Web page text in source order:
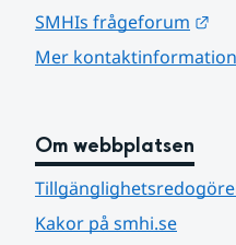
SMHIs frågeforum
Mer kontaktinformation
Om webbplatsen
Kakor på smhi.se